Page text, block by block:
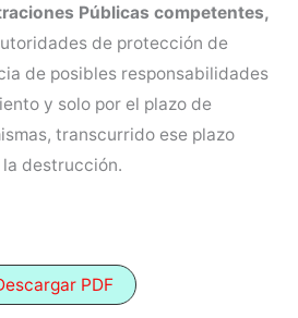
Públicas competentes,
de protección de
de posibles responsabilidades
y solo por el plazo de
transcurrido ese plazo
destrucción.
PDF